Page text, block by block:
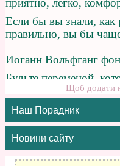
Щоб додати
Наш Порадник
Новини сайту